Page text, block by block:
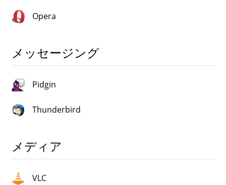
Opera
メッセージング
Pidgin
Thunderbird
メディア
VLC